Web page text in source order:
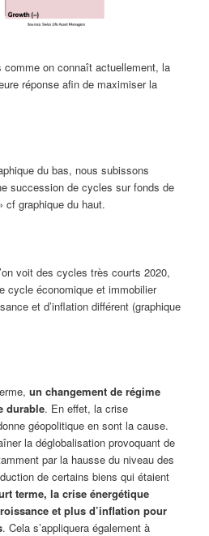
on connaît actuellement, la
réponse afin de maximiser la
du bas, nous subissons
succession de cycles sur fonds de
graphique du haut.
voit des cycles très courts 2020,
cycle économique et immobilier
et d’inflation différent (graphique
un changement de régime
durable. En effet, la crise
géopolitique en sont la cause.
la déglobalisation provoquant de
par la hausse du niveau des
de certains biens qui étaient
terme, la crise énergétique
et plus d’inflation pour
. Cela s’appliquera également à